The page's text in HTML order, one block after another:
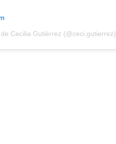
Cecilia Gutiérrez (@ceci.gutierrez)